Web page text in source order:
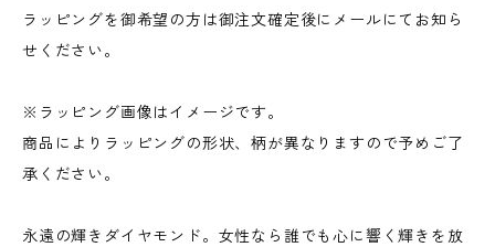
ラッピングを御希望の方は御注文確定後にメールにてお知ら
せください。
※ラッピング画像はイメージです。
商品によりラッピングの形状、柄が異なりますので予めご了
承ください。
永遠の輝きダイヤモンド。女性なら誰でも心に響く輝きを放